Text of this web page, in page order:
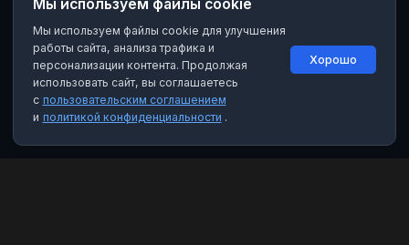
Мы используем файлы cookie
Мы используем файлы cookie для улучшения
работы сайта, анализа трафика и
персонализации контента. Продолжая
использовать сайт, вы соглашаетесь
с пользовательским соглашением
и политикой конфиденциальности .
Хорошо